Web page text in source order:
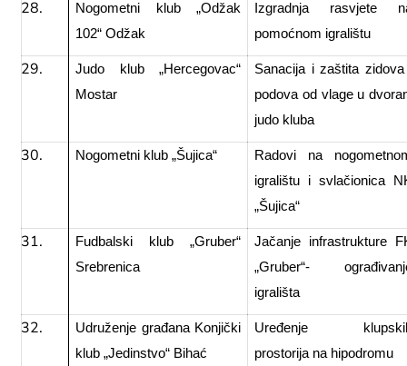
Nogometni klub „Odžak
102“ Odžak
Izgradnja rasvjete
pomoćnom igralištu
Judo klub „Hercegovac“
Mostar
Sanacija i zaštita
podova od vlage u
judo kluba
Nogometni klub „Šujica“
Radovi na
igralištu i svlačionica
„Šujica“
Fudbalski klub „Gruber“
Srebrenica
Jačanje infrastrukture
„Gruber“-
igrališta
Udruženje građana Konjički
klub „Jedinstvo“ Bihać
Uređenje
prostorija na hipodromu